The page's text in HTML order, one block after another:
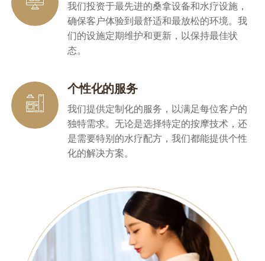
我们投资于最先进的桑拿设备和水疗设施，
确保客户体验到最舒适和最放松的环境。我
们的设施定期维护和更新，以保持最佳状
态。
个性化的服务
我们提供定制化的服务，以满足每位客户的
独特需求。无论是选择特定的按摩技术，还
是需要特别的水疗配方，我们都能提供个性
化的解决方案。